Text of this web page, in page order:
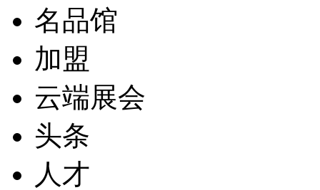
名品馆
加盟
云端展会
头条
人才